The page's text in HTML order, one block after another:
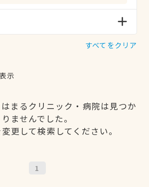
すべてをクリア
示
まるクリニック・病院は見つか
りませんでした。
更して検索してください。
1